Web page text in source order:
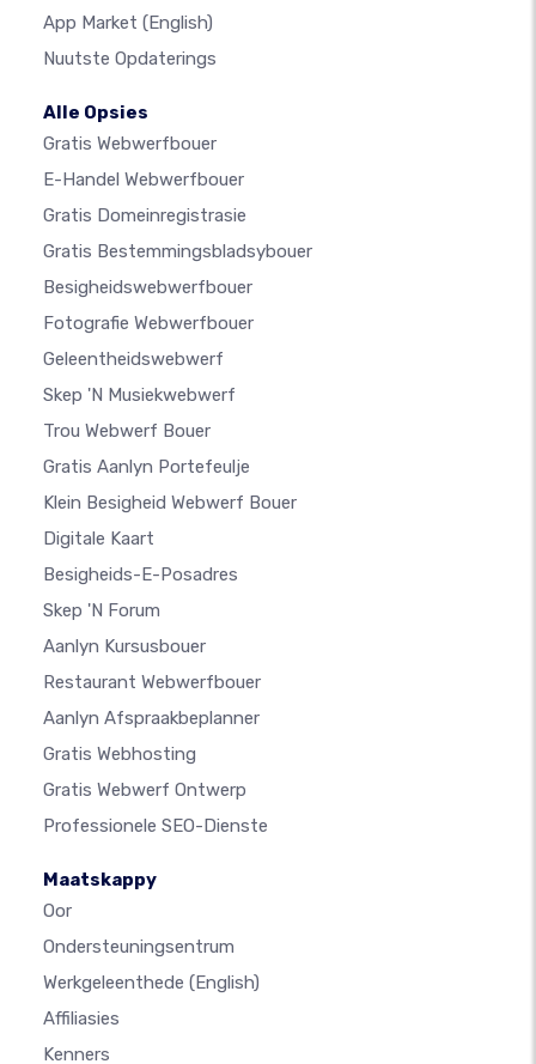
App Market (English)
Nuutste Opdaterings
Alle Opsies
Gratis Webwerfbouer
E-Handel Webwerfbouer
Gratis Domeinregistrasie
Gratis Bestemmingsbladsybouer
Besigheidswebwerfbouer
Fotografie Webwerfbouer
Geleentheidswebwerf
Skep 'n Musiekwebwerf
Trou Webwerf Bouer
Gratis Aanlyn Portefeulje
Klein Besigheid Webwerf Bouer
Digitale Kaart
Besigheids-E-Posadres
Skep 'n Forum
Aanlyn Kursusbouer
Restaurant Webwerfbouer
Aanlyn Afspraakbeplanner
Gratis Webhosting
Gratis Webwerf Ontwerp
Professionele SEO-Dienste
Maatskappy
Oor
Ondersteuningsentrum
Werkgeleenthede (English)
Affiliasies
Kenners